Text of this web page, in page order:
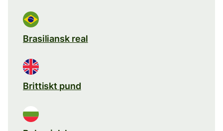
Brasiliansk real
Brittiskt pund